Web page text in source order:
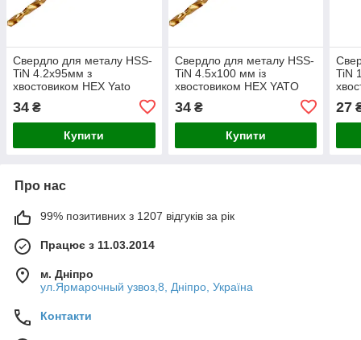
Свердло для металу HSS-
TiN 4.2х95мм з
хвостовиком HEX Yato
34 ₴
Купити
Свердло для металу HSS-
TiN 4.5х100 мм із
хвостовиком HEX YATO
34₴
Купити
TiN
27
Про нас
99% позитивних з 1207 відгуків за рік
Працює з 11.03.2014
м. Дніпро
ул.Ярмарочный узвоз,8, Дніпро, Україна
Контакти